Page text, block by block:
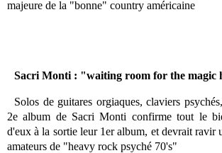
majeure de la "bonne" country américaine
Sacri Monti : "waiting room for the magic
Solos de guitares orgiaques, claviers
2e album de Sacri Monti confirme tout le
d'eux à la sortie leur 1er album, et devrait ravir
amateurs de "heavy rock psyché 70's"